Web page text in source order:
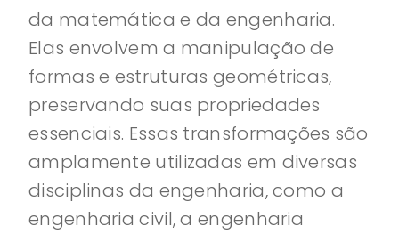
da matemática e da engenharia.
Elas envolvem a manipulação de
formas e estruturas geométricas,
preservando suas propriedades
essenciais. Essas transformações são
amplamente utilizadas em diversas
disciplinas da engenharia, como a
engenharia civil, a engenharia